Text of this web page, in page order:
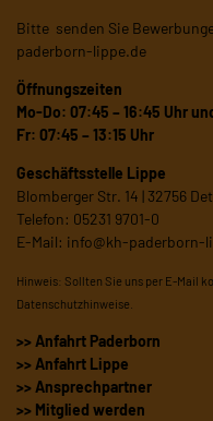
Bitte senden Sie
paderborn-lippe.de
Öffnungszeiten
Mo-Do: 07:45 – 16:45 Uhr
Fr: 07:45 – 13:15 Uhr
Geschäftsstelle Lippe
Blomberger Str. 14 | 32756
Telefon: 05231 9701-0
E-Mail: info@kh-paderborn-
Hinweis: Sollten Sie uns per E-Mail
Datenschutzhinweise
>> Anfahrt Paderborn
>> Anfahrt Lippe
>> Ansprechpartner
>> Mitglied werden